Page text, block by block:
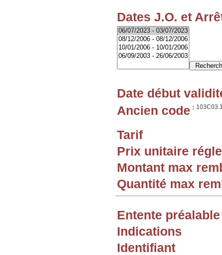
Dates J.O. et
Date début
Ancien code :
Tarif
Prix unitaire
Montant max
Quantité max
Entente préalable
Indications
Identifiant